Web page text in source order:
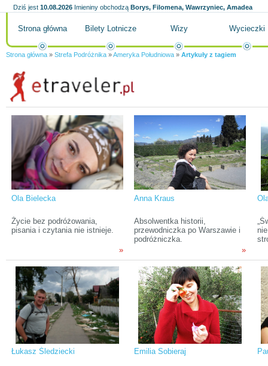
Dziś jest 10.08.2026 Imieniny obchodzą Borys, Filomena, Wawrzyniec, Amadea
Strona główna Bilety Lotnicze Wizy Wycieczki
Strona główna » Strefa Podróżnika »Ameryka Południowa » Artykuły z tagiem
Ola Bielecka
Życie bez podróżowania,
pisania i czytania nie istnieje.
»
Anna Kraus
Absolwentka historii,
przewodniczka po Warszawie i
podróżniczka.
»
Łukasz Śledziecki Emilia Sobieraj